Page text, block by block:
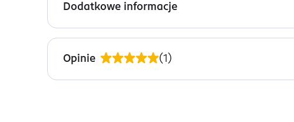
URALENSIS ROOT EXTRACT, CHAMOMILLA RECUTITA
HYDROXYACETOPHENONE, MYRTUS COMMUNIS
Dodatkowe informacje
PRZYGOTOWANIE I STOSOWANIE
Po oczyszczeniu skóry, nasącz wacik tonikiem i
Stosować rano i/lub wieczorem jako drugi krok w
Opinie (1 )